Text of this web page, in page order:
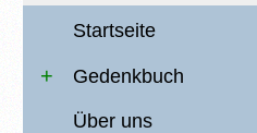
Startseite
Gedenkbuch
Über uns